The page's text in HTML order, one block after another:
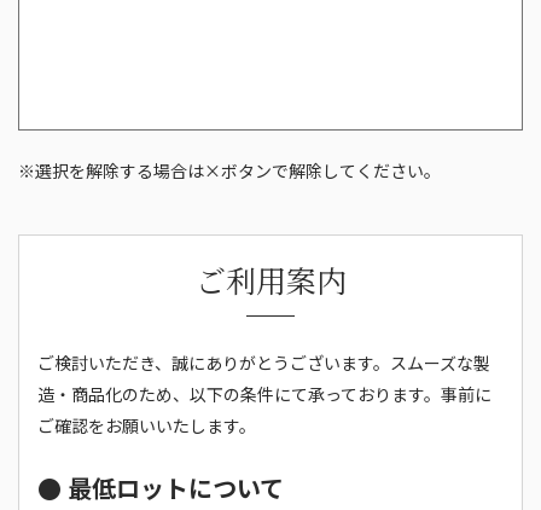
※選択を解除する場合は×ボタンで解除してください。
ご利用案内
ご検討いただき、誠にありがとうございます。スムーズな製
造・商品化のため、以下の条件にて承っております。事前に
ご確認をお願いいたします。
● 最低ロットについて